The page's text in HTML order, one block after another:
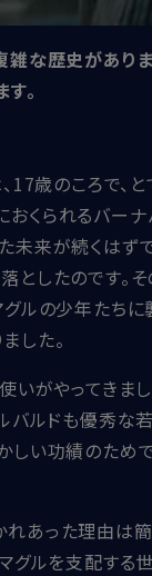
な歴史があり
。
17歳のころで、
られるバー
来が続くはず
したのです。
ルの少年た
した。
がやってきま
ルドも優秀
い功績のため
った理由は
グルを支配す